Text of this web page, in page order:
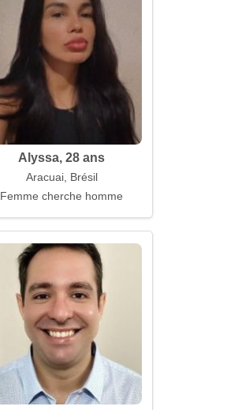
Alyssa, 28 ans
Aracuai, Brésil
Femme cherche homme